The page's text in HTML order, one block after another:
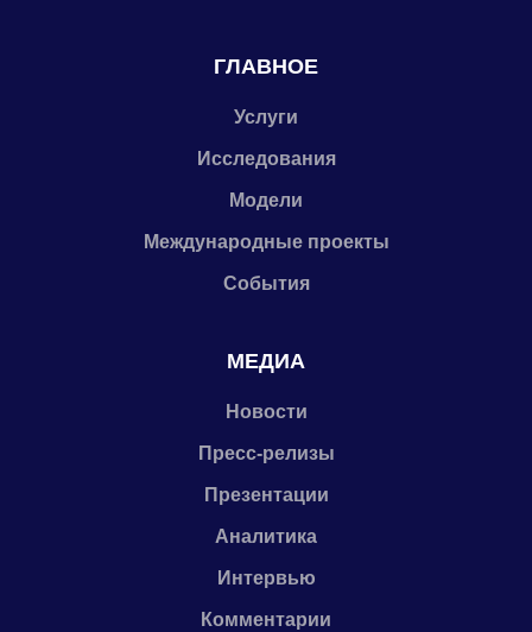
ГЛАВНОЕ
Услуги
Исследования
Модели
Международные проекты
События
МЕДИА
Новости
Пресс-релизы
Презентации
Аналитика
Интервью
Комментарии